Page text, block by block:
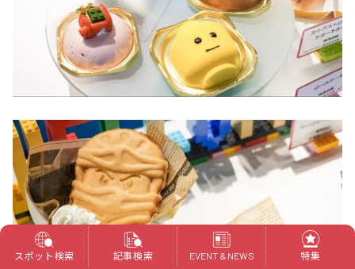
スポット検索 記事検索 EVENT & NEWS 特集